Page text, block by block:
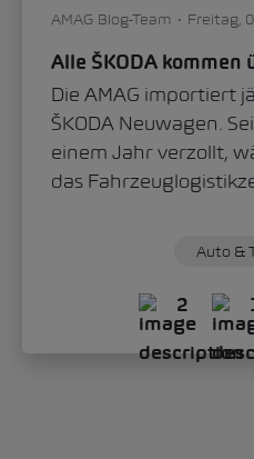
AMAG Blog-Team Freitag,
Alle ŠKODA kommen
Die AMAG importiert
ŠKODA Neuwagen.
einem Jahr verzollt,
das
Auto &
2